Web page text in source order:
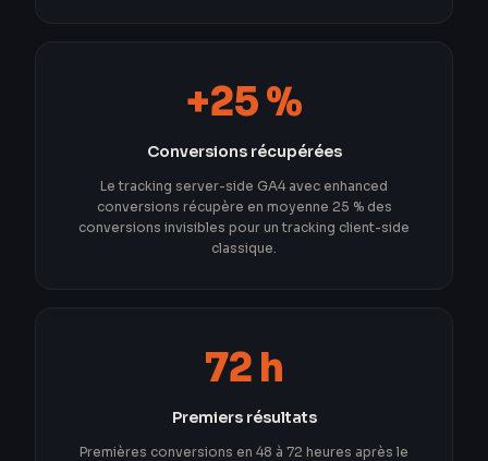
+25 %
Conversions récupérées
Le tracking server-side GA4 avec enhanced
conversions récupère en moyenne 25 % des
conversions invisibles pour un tracking client-side
classique.
72 h
Premiers résultats
Premières conversions en 48 à 72 heures après le